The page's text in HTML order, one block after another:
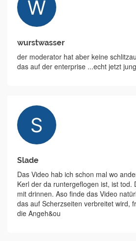
wurstwasser
der moderator hat aber keine
das auf der enterprise ...echt jetzt
Slade
Das Video hab ich schon mal wo
Kerl der da runtergeflogen ist, ist tod.
mit drinnen. Aso finde das Video
das auf Scherzseiten verbreitet wird,
die Angeh&ou